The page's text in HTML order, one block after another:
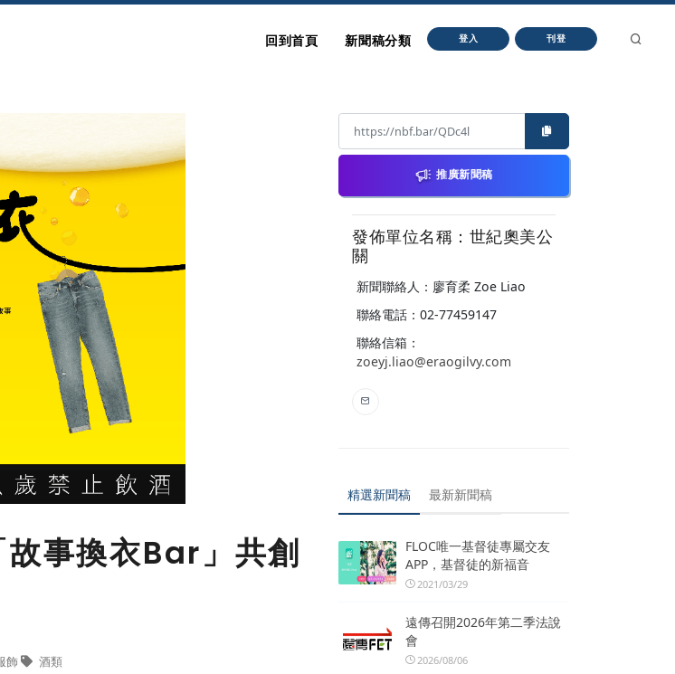
回到首頁 新聞稿分類 登入 刊登
事換衣Bar」共創
飾 酒類
推廣新聞稿
發佈單位名稱：世紀奧美公
關
新聞聯絡人：廖育柔 Zoe Liao
聯絡電話：02-77459147
聯絡信箱：
zoeyj.liao@eraogilvy.com
精選新聞稿 最新新聞稿
FLOC唯一基督徒專屬交友
APP，基督徒的新福音
2021/03/29
遠傳召開2026年第二季法說
會
2026/08/06